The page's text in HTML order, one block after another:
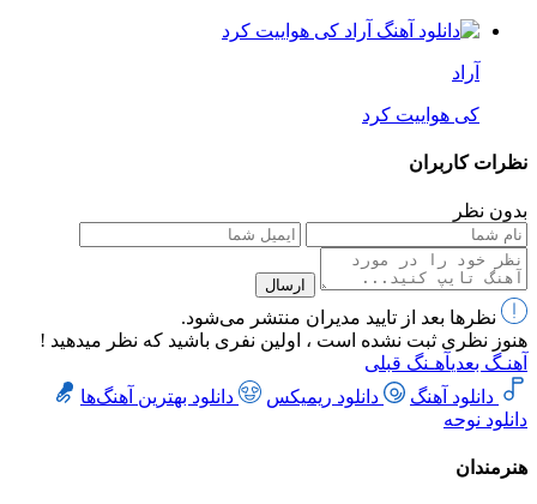
آراد
کی هواییت کرد
نظرات کاربران
بدون نظر
ارسال
نظرها بعد از تایید مدیران منتشر می‌شود.
هنوز نظری ثبت نشده است ، اولین نفری باشید که نظر میدهید !
آهنـگ بعدیآهـنگ قبلی
دانلود آهنگ
دانلود ریمیکس
دانلود بهترین آهنگ‌ها
دانلود نوحه
هنرمندان